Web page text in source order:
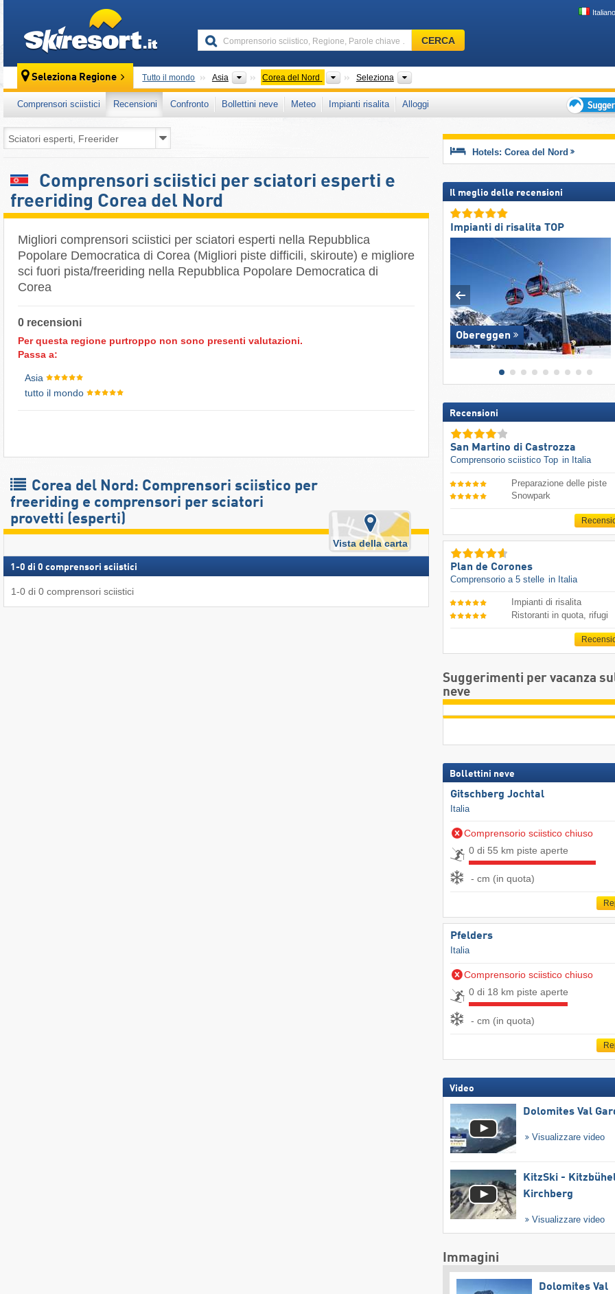
Italiano
Comprensorio
sciistico,
chiave
…
CERCA
Seleziona Regione Tutto il mondo Asia Continenti
Corea del Nord PaesiSeleziona
Comprensori sciistici Recensioni Confronto Bollettini neve Meteo Impianti risalita
Alloggi
per
vacanza
Comprensori sciistici per sciatori esperti e
freeriding Corea del Nord
Migliori comprensori sciistici per sciatori esperti nella Repubblica
Popolare Democratica di Corea (Migliori piste difficili, skiroute) e migliore
sci fuori pista/freeriding nella Repubblica Popolare Democratica di
Corea
0 recensioni
Per questa regione purtroppo non sono presenti valutazioni.
Passa a:
Asia
tutto il mondo
Corea del Nord: Comprensori sciistico per
freeriding e comprensori per sciatori
provetti (esperti)
Vista della carta
1 -0 di 0 comprensori sciistici
1-0 di 0 comprensori sciistici
Hotels: Corea del Nord
Il meglio delle recensioni
Impianti di risalita TOP
Obereggen
Recensioni
San Martino di Castrozza
Comprensorio sciistico Top in Italia
Preparazione delle piste
Snowpark
Plan de Corones
Comprensorio a 5 stelle in Italia
Impianti di risalita
Ristoranti in quota, rifugi
Suggerimenti per vacanza
neve
Bollettini neve
Gitschberg Jochtal
Italia
Comprensorio sciistico chiuso
0 di 55 km piste aperte
- cm (in quota)
Pfelders
Italia
Comprensorio sciistico chiuso
0 di 18 km piste aperte
- cm (in quota)
Video
Dolomites Val
Visualizzare video
KitzSki -
Kirchberg
Visualizzare video
Immagini
Dolomites Val